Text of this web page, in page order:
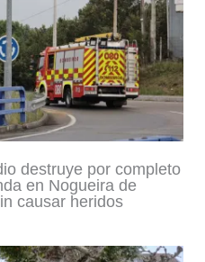
destruye por completo
en Nogueira de
causar heridos